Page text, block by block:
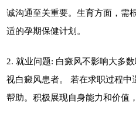
诚沟通至关重要。生育方面，需
适的孕期保健计划。
2. 就业问题: 白癜风不影响大多
视白癜风患者。 若在求职过程
帮助。积极展现自身能力和价值